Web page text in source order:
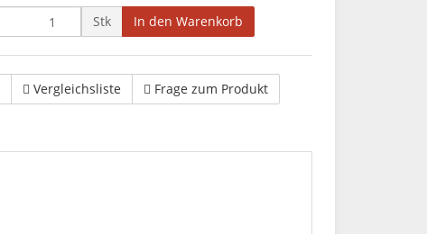
Stk In den Warenkorb
Vergleichsliste Frage zum Produkt